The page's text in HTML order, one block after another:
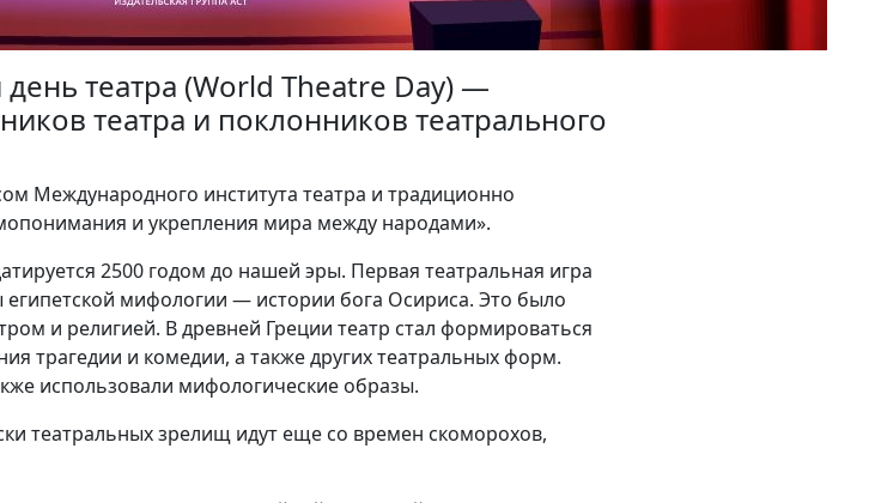
театра (World Theatre Day) —
театра и поклонников театрального
Международного института театра и традиционно
и укрепления мира между народами».
2500 годом до нашей эры. Первая театральная игра
мифологии — истории бога Осириса. Это было
и религией. В древней Греции театр стал формироваться
трагедии и комедии, а также других театральных форм.
использовали мифологические образы.
театральных зрелищ идут еще со времен скоморохов,